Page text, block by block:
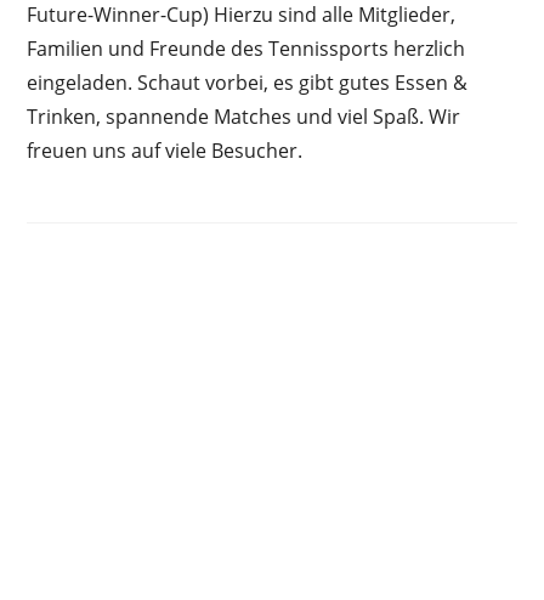
Future-Winner-Cup) Hierzu sind alle Mitglieder,
Familien und Freunde des Tennissports herzlich
eingeladen. Schaut vorbei, es gibt gutes Essen &
Trinken, spannende Matches und viel Spaß. Wir
freuen uns auf viele Besucher.